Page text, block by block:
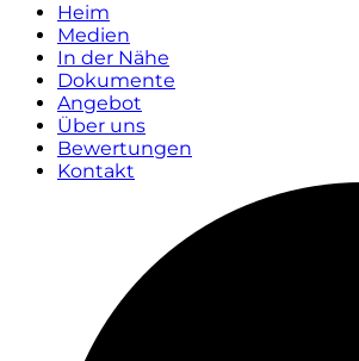
Heim
Medien
In der Nähe
Dokumente
Angebot
Über uns
Bewertungen
Kontakt